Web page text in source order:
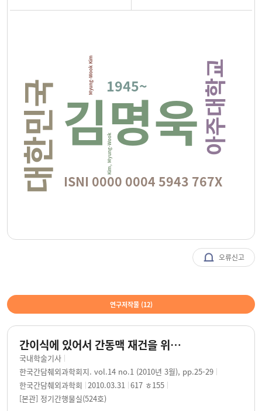
Myung-Wook Kim
Kim, Myung-Wook
ISNI 0000 0004 5943 767X
1945~ 아주대학교
대한민국김명욱
오류신고
연구저작물 (12)
간이식에 있어서 간동맥 재건을 위한 미세혈관수술교육의 효과 : 미세수술교육부터 임상적용까지 / 허위광 ; 김봉완 ; 배병구 ; 왕희정 ; 김명욱
국내학술기사
한국간담췌외과학회지. vol.14 no.1 (2010년 3월), pp.25-29
한국간담췌외과학회 2010.03.31 617 ㅎ155
[본관] 정기간행물실(524호)